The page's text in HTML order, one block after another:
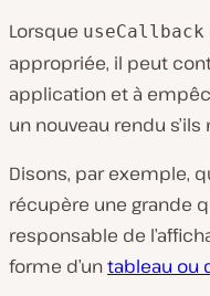
Lorsque useCallback
appropriée, il peut
application et à
un nouveau rendu s’ils
Disons, par exemple,
récupère une grande
responsable de
forme d’untableau ou